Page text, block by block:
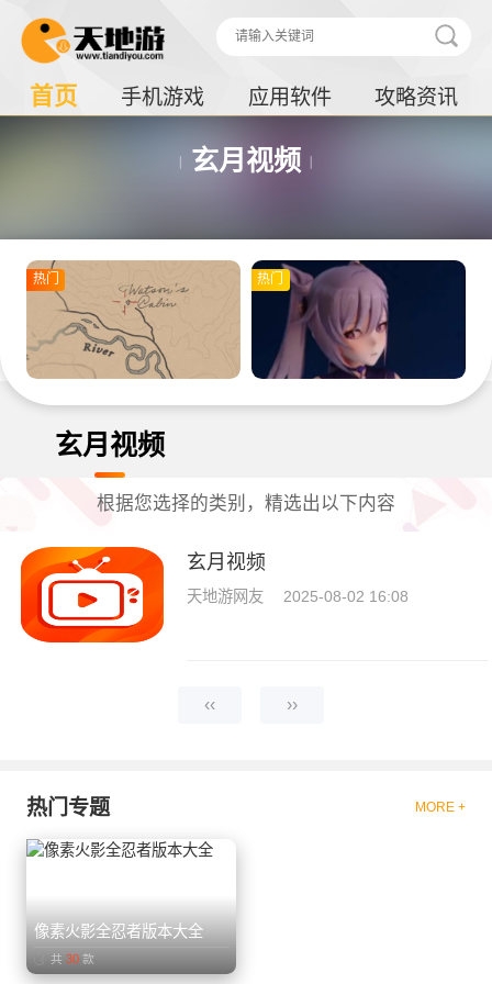
首页 手机游戏 应用软件 攻略资讯
玄月视频
热门 热门
玄月视频
根据您选择的类别，精选出以下内容
玄月视频
天地游网友 2025-08-02 16:08
‹‹ ››
热门专题 MORE +
像素火影全忍者版本大全
共 30 款